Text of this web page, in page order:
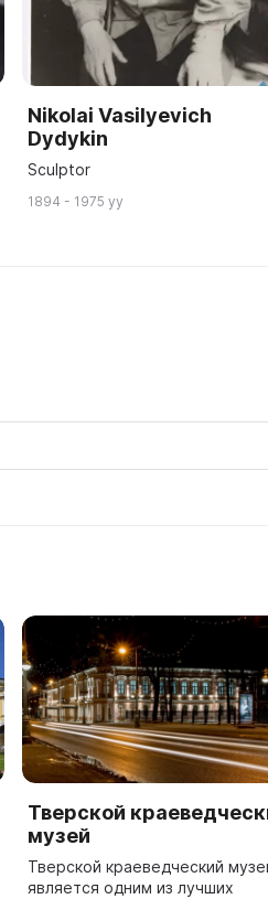
Nikolai Vasilyevich
Dydykin
Sculptor
1894 - 1975 yy
Тверской
музей
Тверской краеведческий
является одним из лучших